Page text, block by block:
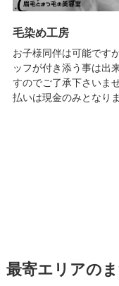
毛染め工房
お子様同伴は可能です
ッフが付き添う事は出
すのでご了承下さいま
払いは現金のみとなりま
最寄エリアの